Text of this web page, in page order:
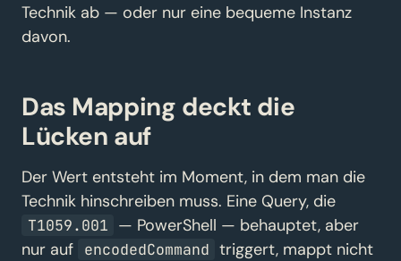
Technik ab — oder nur eine bequeme Instanz
davon.
Das Mapping deckt die
Lücken auf
Der Wert entsteht im Moment, in dem man die
Technik hinschreiben muss. Eine Query, die
T1059.001 — PowerShell — behauptet, aber
nur auf encodedCommand triggert, mappt nicht